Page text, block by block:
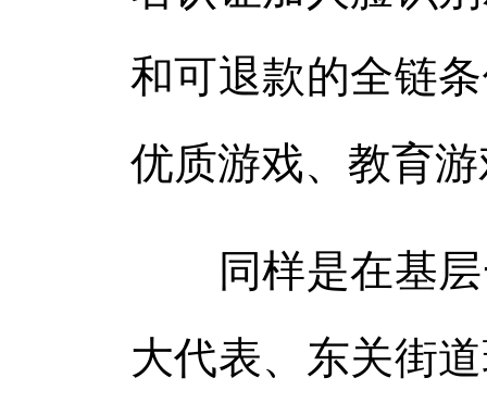
和可退款的全链
优质游戏、教育
同样是在基层
大代表、东关街